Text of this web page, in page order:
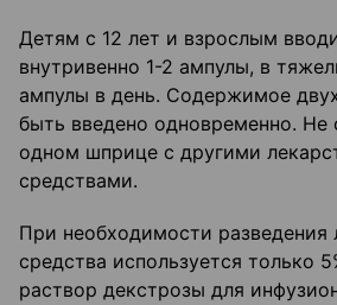
Детям с 12 лет и взрослым
внутривенно 1-2 ампулы, в
ампулы в день. Содержимое
быть введено одновременно. Не
одном шприце с другими
средствами.
При необходимости разведения
средства используется только
раствор декстрозы для